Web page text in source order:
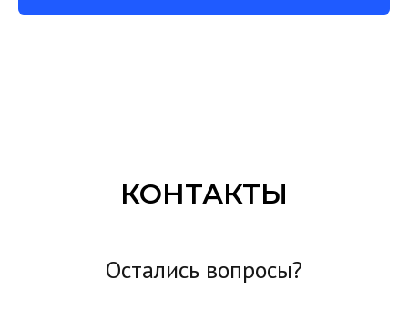
КОНТАКТЫ
Остались вопросы?